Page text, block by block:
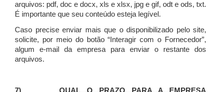
arquivos: pdf, doc e docx, xls e xlsx, jpg e gif, odt e ods, txt.
É importante que seu conteúdo esteja legível.
Caso precise enviar mais que o disponibilizado pelo site,
solicite, por meio do botão “Interagir com o Fornecedor”,
algum e-mail da empresa para enviar o restante dos
arquivos.